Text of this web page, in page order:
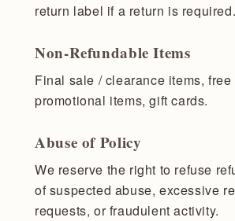
return label if a return is required.
Non-Refundable Items
Final sale / clearance items,
promotional items, gift cards.
Abuse of Policy
We reserve the right to refuse
of suspected abuse, excessive
requests, or fraudulent activity.